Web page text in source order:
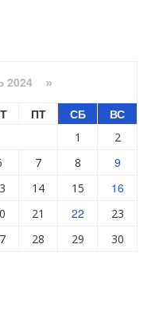
»
ПТ СБ ВС
1
2
7 8 9
14 15 16
21 22
23
28 29 30